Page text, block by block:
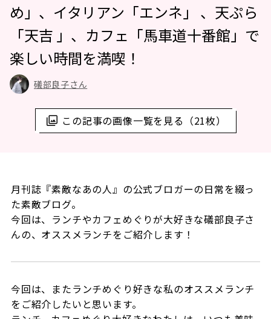
この記事の画像一覧を見る（21枚）
め」、イタリアン「エンネ」 、天ぷら
「天吉 」、カフェ「馬車道十番館」で
楽しい時間を満喫！
礒部良子さん
月刊誌『素敵なあの人』の公式ブロガーの日常を綴っ
た素敵ブログ。
今回は、ランチやカフェめぐりが大好きな礒部良子さ
んの、オススメランチをご紹介します！
今回は、またランチめぐり好きな私のオススメランチ
をご紹介したいと思います。